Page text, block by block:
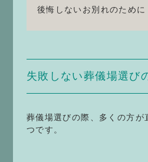
後悔しないお別れのために
失敗しない葬儀場選び
葬儀場選びの際、多くの方が
つです。